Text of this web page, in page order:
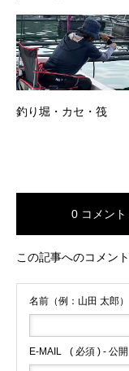
釣り堀・カセ・筏
0 コメント
この記事へのコメン
名前（例：山田 太郎）
E-MAIL ( 必須 ) - 公